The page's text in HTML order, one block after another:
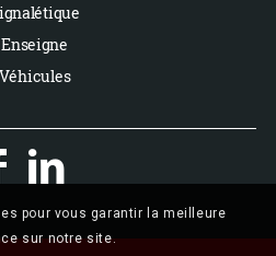
Enseigne
Véhicules

pour vous garantir la meilleure
sur notre site.